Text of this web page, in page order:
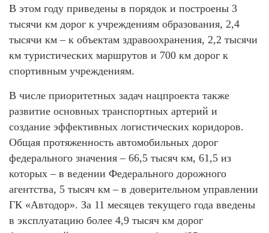
В этом году приведены в порядок и построены 3
тысячи км дорог к учреждениям образования, 2,4
тысячи км – к объектам здравоохранения, 2,2 тысячи
км туристических маршрутов и 700 км дорог к
спортивным учреждениям.
В числе приоритетных задач нацпроекта также
развитие основных транспортных артерий и
создание эффективных логистических коридоров.
Общая протяженность автомобильных дорог
федерального значения – 66,5 тысяч км, 61,5 из
которых – в ведении Федерального дорожного
агентства, 5 тысяч км – в доверительном управлении
ГК «Автодор». За 11 месяцев текущего года введены
в эксплуатацию более 4,9 тысяч км дорог